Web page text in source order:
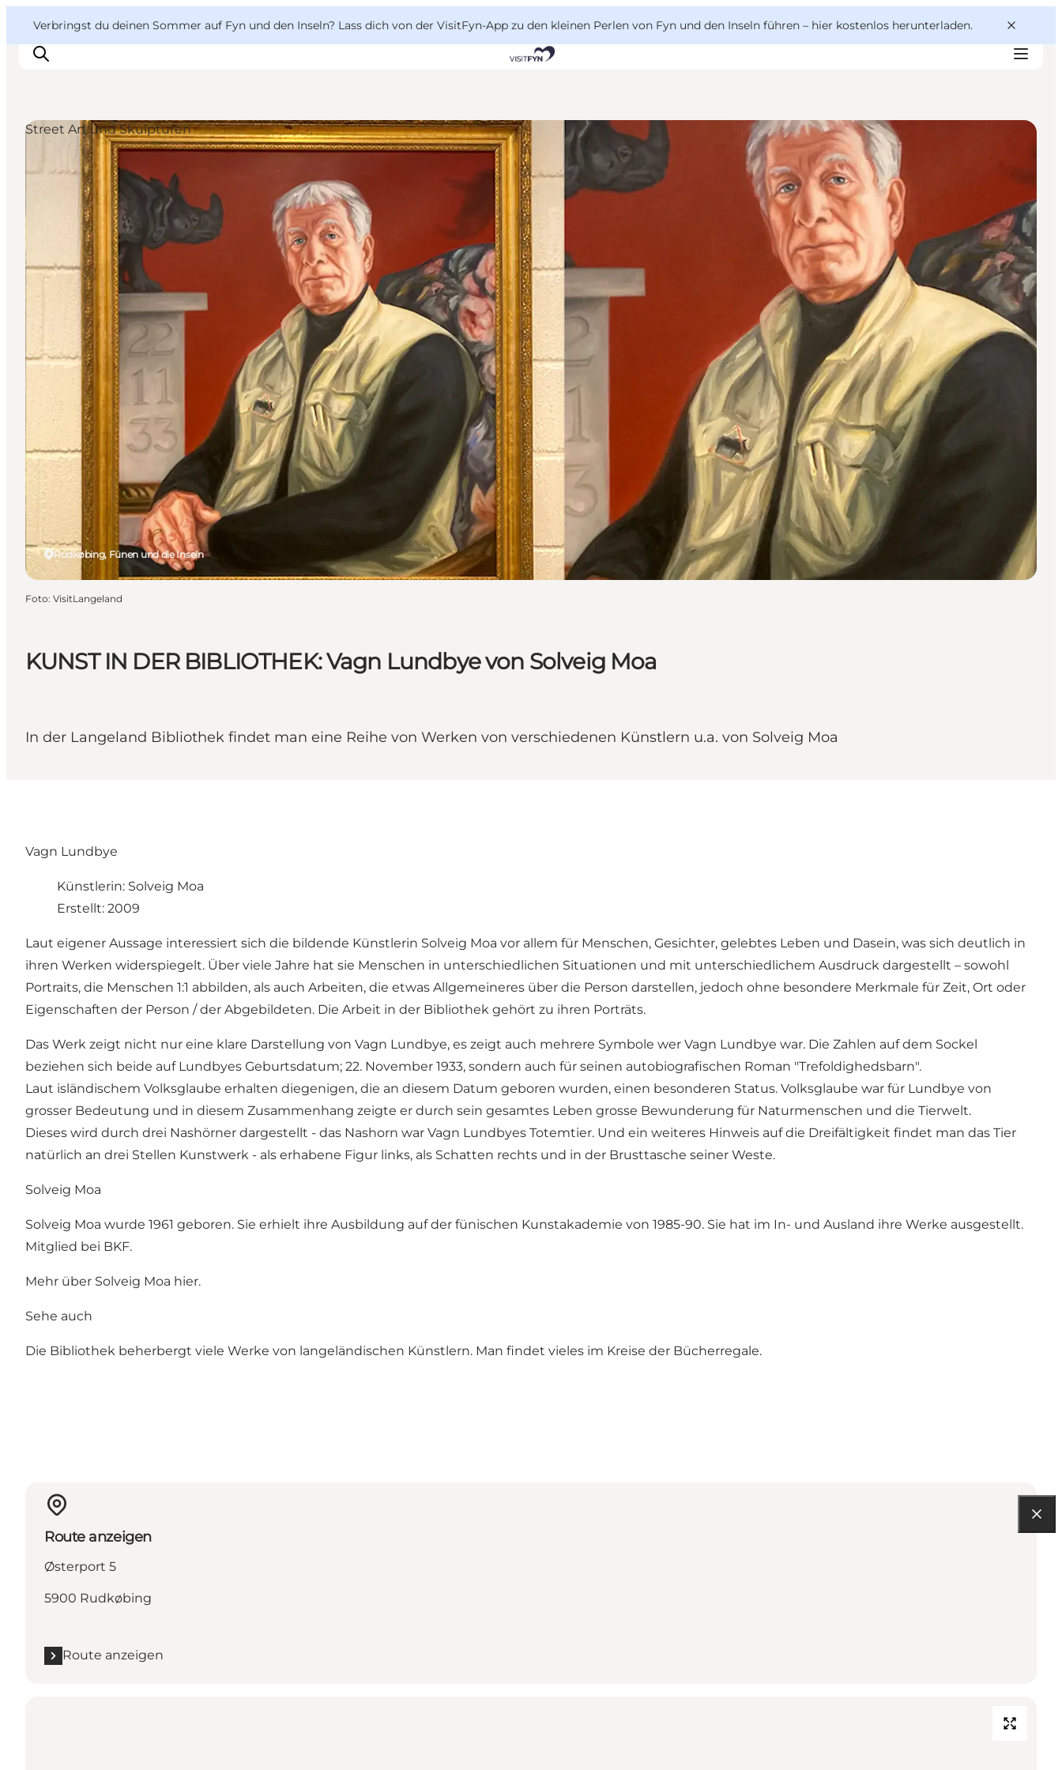
Verbringst du deinen Sommer auf Fyn und den Inseln? Lass dich von der VisitFyn-App zu den kleinen Perlen von Fyn und den Inseln führen – hier kostenlos herunterladen.
Reise Ideen
Outdoor & bike
Essen & trinken
Übernachtung
VisitFyn
Deutsch
KUNST IN DER BIBLIOTHEK: Vagn Lundbye von Solveig Moa
In der Langeland Bibliothek findet man eine Reihe von Werken von verschiedenen Künstlern u.a. von Solveig Moa
Rudkøbing, Fünen und die Inseln
Street Art und Skulpturen
Foto: VisitLangeland
Vagn Lundbye
Künstlerin: Solveig Moa
Erstellt: 2009
Laut eigener Aussage interessiert sich die bildende Künstlerin Solveig Moa vor allem für Menschen, Gesichter, gelebtes Leben und Dasein, was sich deutlich in
ihren Werken widerspiegelt. Über viele Jahre hat sie Menschen in unterschiedlichen Situationen und mit unterschiedlichem Ausdruck dargestellt – sowohl
Portraits, die Menschen 1:1 abbilden, als auch Arbeiten, die etwas Allgemeineres über die Person darstellen, jedoch ohne besondere Merkmale für Zeit, Ort oder
Eigenschaften der Person / der Abgebildeten. Die Arbeit in der Bibliothek gehört zu ihren Porträts.
Das Werk zeigt nicht nur eine klare Darstellung von Vagn Lundbye, es zeigt auch mehrere Symbole wer Vagn Lundbye war. Die Zahlen auf dem Sockel
beziehen sich beide auf Lundbyes Geburtsdatum; 22. November 1933, sondern auch für seinen autobiografischen Roman "Trefoldighedsbarn".
Laut isländischem Volksglaube erhalten diegenigen, die an diesem Datum geboren wurden, einen besonderen Status. Volksglaube war für Lundbye von
grosser Bedeutung und in diesem Zusammenhang zeigte er durch sein gesamtes Leben grosse Bewunderung für Naturmenschen und die Tierwelt.
Dieses wird durch drei Nashörner dargestellt - das Nashorn war Vagn Lundbyes Totemtier. Und ein weiteres Hinweis auf die Dreifältigkeit findet man das Tier
natürlich an drei Stellen Kunstwerk - als erhabene Figur links, als Schatten rechts und in der Brusttasche seiner Weste.
Solveig Moa
Solveig Moa wurde 1961 geboren. Sie erhielt ihre Ausbildung auf der fünischen Kunstakademie von 1985-90. Sie hat im In- und Ausland ihre Werke ausgestellt.
Mitglied bei BKF.
Mehr über Solveig Moa hier.
Sehe auch
Die Bibliothek beherbergt viele Werke von langeländischen Künstlern. Man findet vieles im Kreise der Bücherregale.
Route anzeigen
Østerport 5
5900 Rudkøbing
Route anzeigen